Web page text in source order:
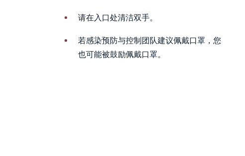
请在入口处清洁双手。
若感染预防与控制团队建议佩戴口罩，您
也可能被鼓励佩戴口罩。